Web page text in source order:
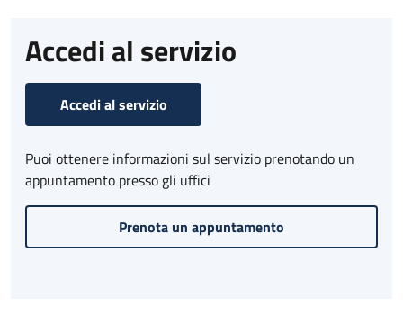
Accedi al servizio
Accedi al servizio
Puoi ottenere informazioni sul servizio prenotando un
appuntamento presso gli uffici
Prenota un appuntamento